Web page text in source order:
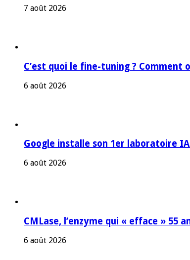
7 août 2026
C’est quoi le fine-tuning ? Comment
6 août 2026
Google installe son 1er laboratoire
6 août 2026
CMLase, l’enzyme qui « efface » 55
6 août 2026